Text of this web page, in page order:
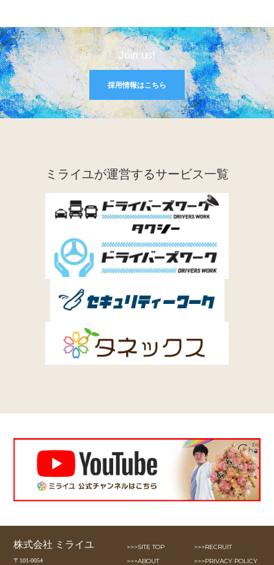
Join us!
採用情報はこちら
ミライユが運営するサービス一覧
株式会社 ミライユ
〒101-0054
>>>SITE TOP
>>>ABOUT
>>>RECRUIT
>>>PRIVACY POLICY